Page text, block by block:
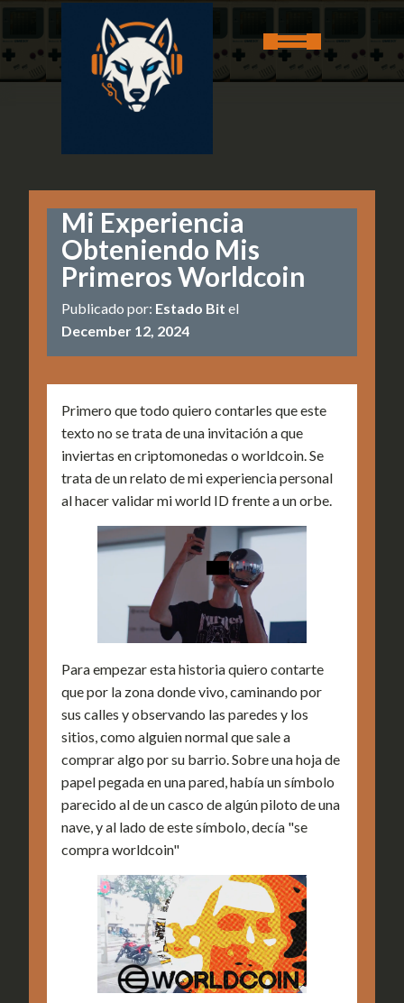
Mi Experiencia
Obteniendo Mis
Primeros Worldcoin
Publicado por: Estado Bit el
December 12, 2024
Primero que todo quiero contarles que este
texto no se trata de una invitación a que
inviertas en criptomonedas o worldcoin. Se
trata de un relato de mi experiencia personal
al hacer validar mi world ID frente a un orbe.
Para empezar esta historia quiero contarte
que por la zona donde vivo, caminando por
sus calles y observando las paredes y los
sitios, como alguien normal que sale a
comprar algo por su barrio. Sobre una hoja de
papel pegada en una pared, había un símbolo
parecido al de un casco de algún piloto de una
nave, y al lado de este símbolo, decía "se
compra worldcoin"